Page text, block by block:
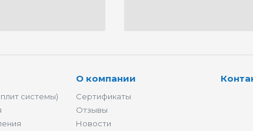
системы)
О компании
Сертификаты
Отзывы
Новости